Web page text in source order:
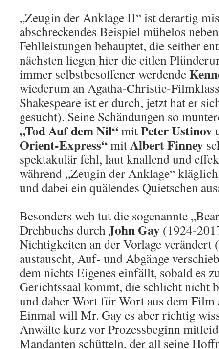
„Zeugin der Anklage II“ ist derartig
abschreckendes Beispiel mühelos
Fehlleistungen behauptet, die seither
nächsten liegen hier die eitlen
immer selbstbesoffener werdende
wiederum an Agatha-Christie-
Shakespeare ist er durch, jetzt hat er
gesucht). Seine Schändungen so
„Tod Auf dem Nil“mitPeter Ustinov
Orient-Express“mitAlbert Finney
spektakulär fehl, laut knallend und
während „Zeugin der Anklage“
und dabei ein quälendes Quietschen
Besonders weh tut die sogenannte
Drehbuchs durchJohn Gay (1924-
Nichtigkeiten an der Vorlage verändert
austauscht, Auf- und Abgänge
dem nichts Eigenes einfällt, sobald es
Gerichtssaal kommt, die schlicht nicht
und daher Wort für Wort aus dem Film
Einmal will Mr. Gay es aber richtig
Anwälte kurz vor Prozessbeginn
Mandanten schütteln, der all seine